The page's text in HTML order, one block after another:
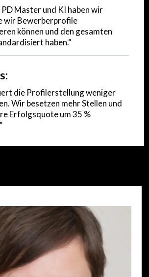
PD Master und KI haben wir
wir Bewerberprofile
können und den gesamten
haben.“
die Profilerstellung weniger
Wir besetzen mehr Stellen und
Erfolgsquote um 35 %